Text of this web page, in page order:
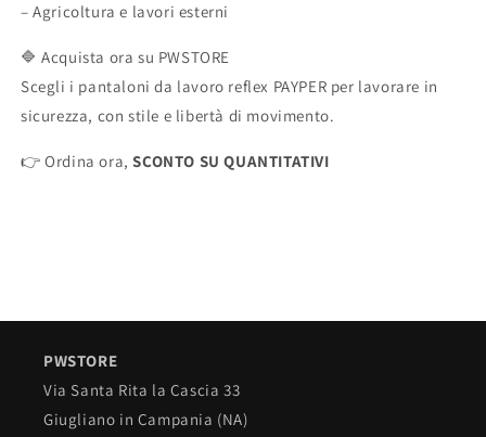
– Agricoltura e lavori esterni
🔷 Acquista ora su PWSTORE
Scegli i pantaloni da lavoro reflex PAYPER per lavorare in
sicurezza, con stile e libertà di movimento.
👉 Ordina ora, SCONTO SU QUANTITATIVI
PWSTORE
Via Santa Rita la Cascia 33
Giugliano in Campania (NA)